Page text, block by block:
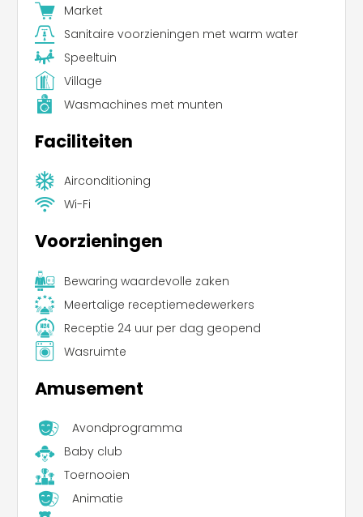
Market
Sanitaire voorzieningen met warm water
Speeltuin
Village
Wasmachines met munten
Faciliteiten
Airconditioning
Wi-Fi
Voorzieningen
Bewaring waardevolle zaken
Meertalige receptiemedewerkers
Receptie 24 uur per dag geopend
Wasruimte
Amusement
Avondprogramma
Baby club
Toernooien
Animatie